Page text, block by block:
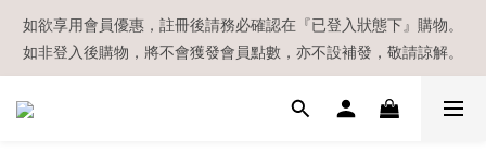
【現貨區】內款式均為在港現貨，現貨區以外的所有貨品都需要訂
貨喔！
如欲享用會員優惠，註冊後請務必確認在『已登入狀態下』購物。
如非登入後購物，將不會獲發會員點數，亦不設補發，敬請諒解。
溫馨提示：所有順豐快遞／本地及國際郵遞寄出後，本店只會以電